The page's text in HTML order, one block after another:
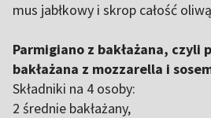
mus jabłkowy i skrop całość
Parmigiano z bakłażana,
bakłażana z mozzarella i
Składniki na 4 osoby:
2 średnie bakłażany,